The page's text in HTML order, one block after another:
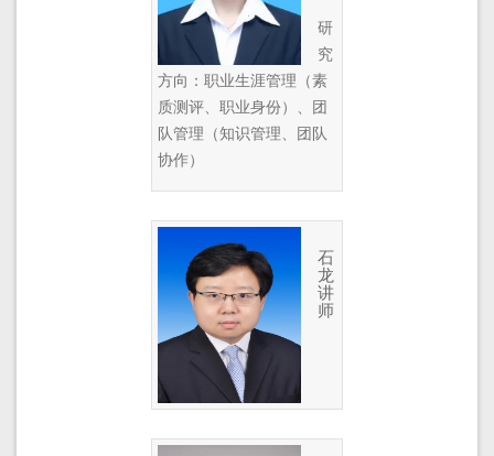
研
究
方向：职业生涯管理（素
质测评、职业身份）、团
队管理（知识管理、团队
协作）
石
龙
讲
师